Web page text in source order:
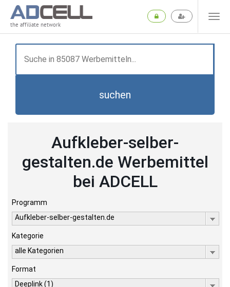
the affiliate network
suchen
Aufkleber-selber-
gestalten.de Werbemittel
bei ADCELL
Programm
Aufkleber-selber-gestalten.de
Kategorie
alle Kategorien
Format
Deeplink (1)